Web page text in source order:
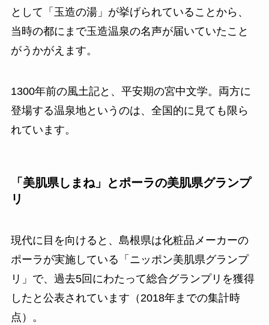
として「玉造の湯」が挙げられていることから、
当時の都にまで玉造温泉の名声が届いていたこと
がうかがえます。
1300年前の風土記と、平安期の宮中文学。両方に
登場する温泉地というのは、全国的に見ても限ら
れています。
「美肌県しまね」とポーラの美肌県グランプ
リ
現代に目を向けると、島根県は化粧品メーカーの
ポーラが実施している「ニッポン美肌県グランプ
リ」で、過去5回にわたって総合グランプリを獲得
したと公表されています（2018年までの集計時
点）。